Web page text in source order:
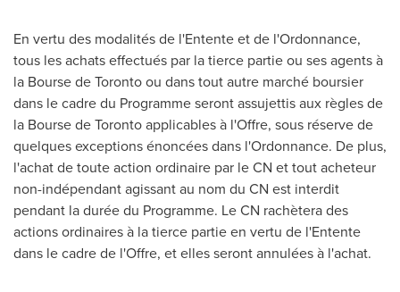
En vertu des modalités de l'Entente et de l'Ordonnance,
tous les achats effectués par la tierce partie ou ses agents à
la Bourse deTorontoou dans tout autre marché boursier
dans le cadre du Programme seront assujettis aux règles de
la Bourse deTorontoapplicables à l'Offre, sous réserve de
quelques exceptions énoncées dans l'Ordonnance. De plus,
l'achat de toute action ordinaire par le CN et tout acheteur
non-indépendant agissant au nom du CN est interdit
pendant la durée du Programme. Le CN rachètera des
actions ordinaires à la tierce partie en vertu de l'Entente
dans le cadre de l'Offre, et elles seront annulées à l'achat.